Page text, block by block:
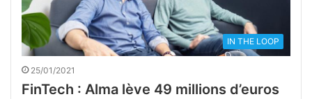
IN THE LOOP
25/01/2021
FinTech : Alma lève 49 millions d’euros